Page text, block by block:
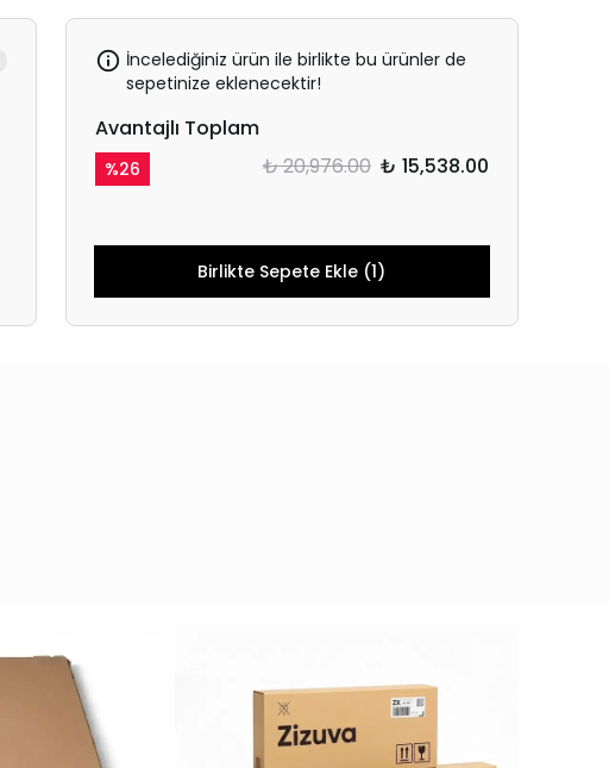
İncelediğiniz ürün ile birlikte bu ürünler de
sepetinize eklenecektir!
Avantajlı Toplam
%26 ₺ 20,976.00 ₺ 15,538.00
Birlikte Sepete Ekle (1)